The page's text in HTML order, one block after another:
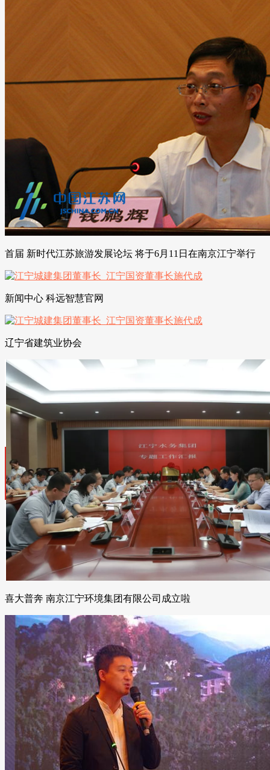
首届 新时代江苏旅游发展论坛 将于6月11日在南京江宁举行
新闻中心 科远智慧官网
辽宁省建筑业协会
喜大普奔 南京江宁环境集团有限公司成立啦